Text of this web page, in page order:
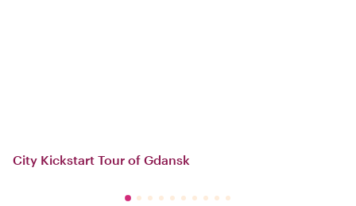
City Kickstart Tour of Gdansk